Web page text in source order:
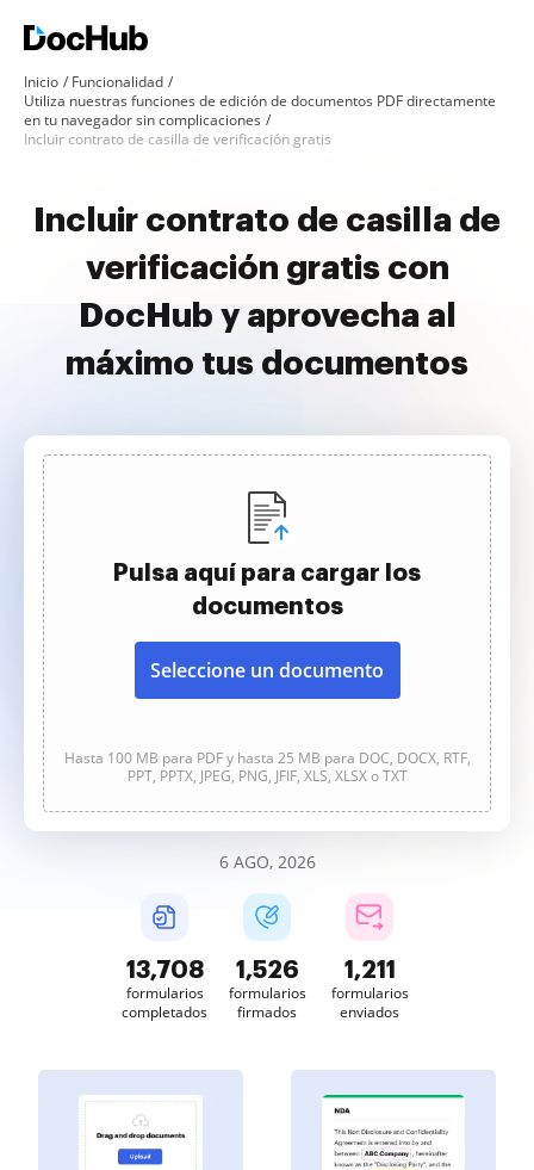
Inicio
Funcionalidad
Utiliza nuestras funciones de edición de documentos PDF directamente
en tu navegador sin complicaciones
Incluir contrato de casilla de verificación gratis
Incluir contrato de casilla de
verificación gratis con
DocHub y aprovecha al
máximo tus documentos
Pulsa aquí para cargar los
documentos
Seleccione un documento
Hasta 100 MB para PDF y hasta 25 MB para DOC, DOCX, RTF,
PPT, PPTX, JPEG, PNG, JFIF, XLS, XLSX o TXT
6 AGO, 2026
13,709
formularios
completados
1,526
formularios
firmados
1,212
formularios
enviados